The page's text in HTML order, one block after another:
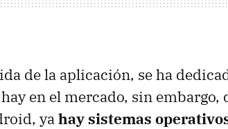
de la aplicación, se ha
en el mercado, sin embargo,
yahay sistemas